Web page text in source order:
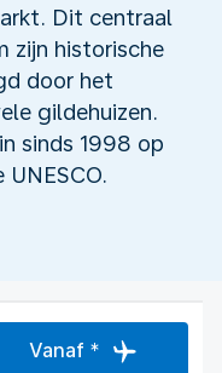
Dit centraal
zijn historische
door het
gildehuizen.
sinds 1998 op
Vanaf *